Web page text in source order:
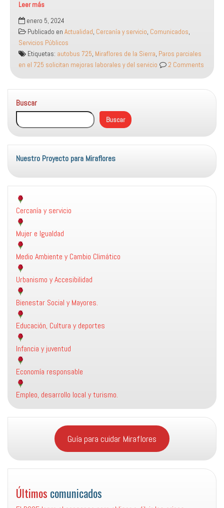
Leer más
Paros
parciales
en
el
725
para
solicitar
mejoras
del
servicio
y
laborales
enero 5, 2024
Publicado en Actualidad, Cercanía y servicio, Comunicados,
Servicios Públicos
Etiquetas: autobus 725, Miraflores de la Sierra, Paros parciales
en el 725 solicitan mejoras laborales y del servicio
2 Comments
Buscar
Buscar
Nuestro Proyecto para Miraflores
Cercanía y servicio
Mujer e Igualdad
Medio Ambiente y Cambio Climático
Urbanismo y Accesibilidad
Bienestar Social y Mayores.
Educación, Cultura y deportes
Infancia y juventud
Economía responsable
Empleo, desarrollo local y turismo.
Guía para cuidar Miraflores
Últimos comunicados